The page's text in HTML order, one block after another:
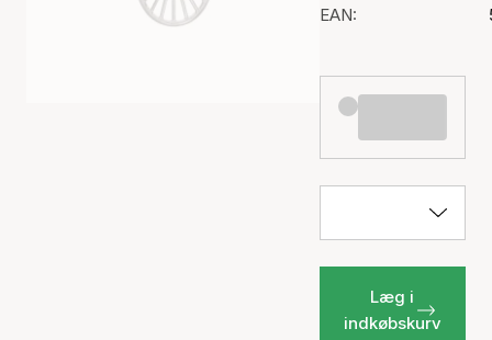
EAN:
Læg i
indkøbskurv